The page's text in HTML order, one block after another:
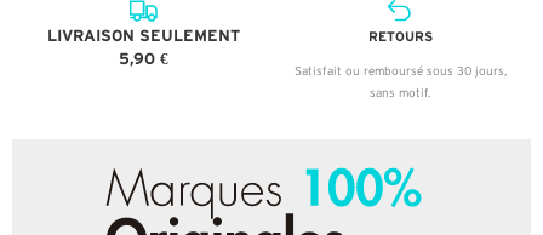
LIVRAISON SEULEMENT
5,90 €
RETOURS
Satisfait ou remboursé sous 30 jours,
sans motif.